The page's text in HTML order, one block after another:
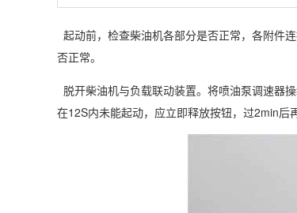
起动前，检查柴油机各部分是否正常，各附件
否正常。
脱开柴油机与负载联动装置。将喷油泵调速器
在12S内未能起动，应立即释放按钮，过2min后